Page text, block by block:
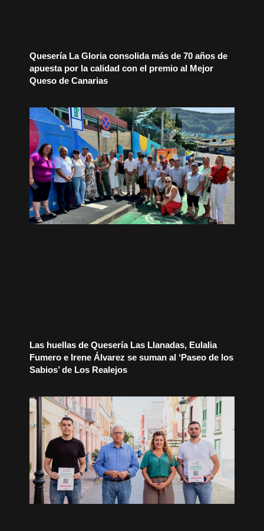
Quesería La Gloria consolida más de 70 años de
apuesta por la calidad con el premio al Mejor
Queso de Canarias
Las huellas de Quesería Las Llanadas, Eulalia
Fumero e Irene Álvarez se suman al ‘Paseo de los
Sabios’ de Los Realejos